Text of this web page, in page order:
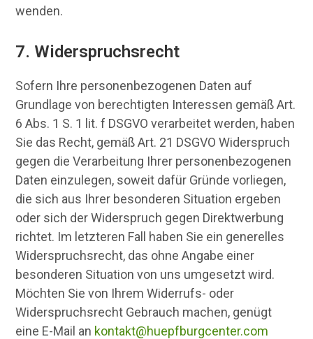
wenden.
7. Widerspruchsrecht
Sofern Ihre personenbezogenen Daten auf
Grundlage von berechtigten Interessen gemäß Art.
6 Abs. 1 S. 1 lit. f DSGVO verarbeitet werden, haben
Sie das Recht, gemäß Art. 21 DSGVO Widerspruch
gegen die Verarbeitung Ihrer personenbezogenen
Daten einzulegen, soweit dafür Gründe vorliegen,
die sich aus Ihrer besonderen Situation ergeben
oder sich der Widerspruch gegen Direktwerbung
richtet. Im letzteren Fall haben Sie ein generelles
Widerspruchsrecht, das ohne Angabe einer
besonderen Situation von uns umgesetzt wird.
Möchten Sie von Ihrem Widerrufs- oder
Widerspruchsrecht Gebrauch machen, genügt
eine E-Mail an kontakt@huepfburgcenter.com